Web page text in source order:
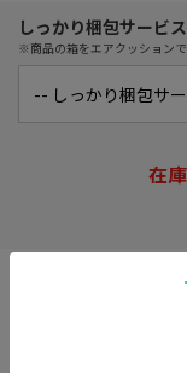
しっかり梱包サービス
※商品の箱をエアクッションで
在
タイプ： ディスプレ
Bluetooth：